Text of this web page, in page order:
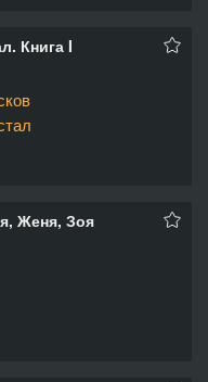
Книга I
Женя, Зоя